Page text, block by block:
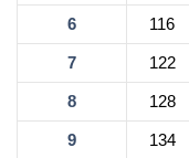
6 116
7 122
8 128
9 134